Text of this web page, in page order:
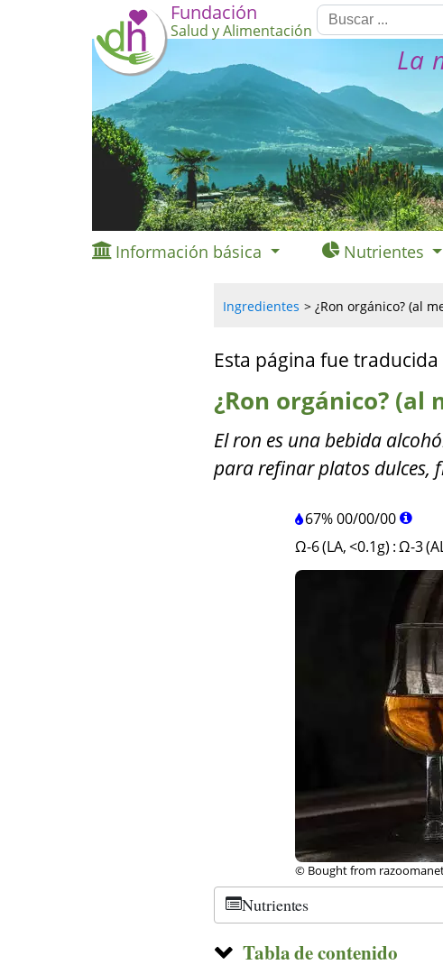
Fundación
Salud y Alimentación
La
Información básica Nutrientes
Ingredientes ¿Ron orgánico? (al
Esta página fue
¿Ron orgánico? (al
El ron es una bebida
para refinar platos dulces,
67%00/00/00
Ω-6 (LA, <0.1g) :Ω-3
© Bought from
Nutrientes
Tabla de contenido